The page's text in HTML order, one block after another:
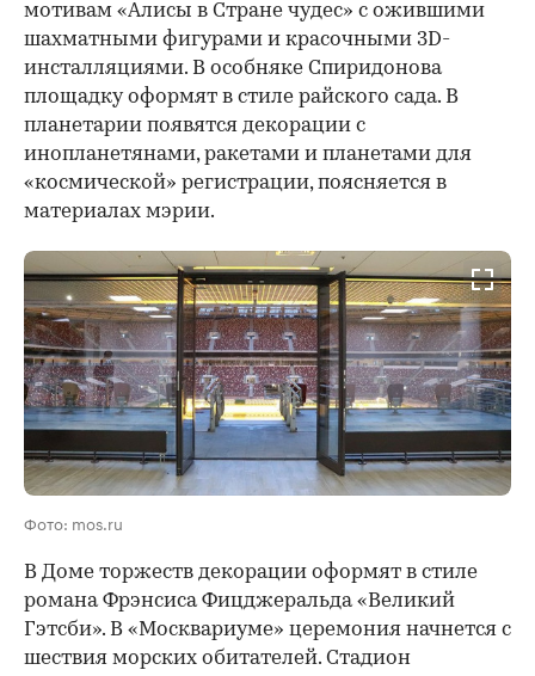
мотивам «Алисы в Стране чудес» с ожившими
шахматными фигурами и красочными 3D-
инсталляциями. В особняке Спиридонова
площадку оформят в стиле райского сада. В
планетарии появятся декорации с
инопланетянами, ракетами и планетами для
«космической» регистрации, поясняется в
материалах мэрии.
Фото: mos.ru
В Доме торжеств декорации оформят в стиле
романа Фрэнсиса Фицджеральда «Великий
Гэтсби». В «Москвариуме» церемония начнется с
шествия морских обитателей. Стадион